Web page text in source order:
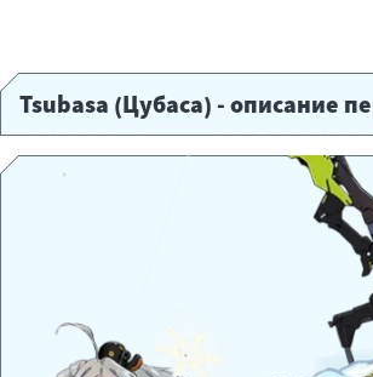
Tsubasa (Цубаса) - описание